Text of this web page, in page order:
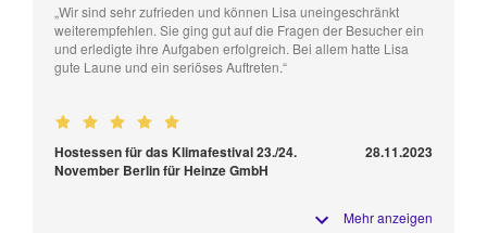
„Wir sind sehr zufrieden und können Lisa uneingeschränkt
weiterempfehlen. Sie ging gut auf die Fragen der Besucher ein
und erledigte ihre Aufgaben erfolgreich. Bei allem hatte Lisa
gute Laune und ein seriöses Auftreten.“
Hostessen für das Klimafestival 23./24.
November Berlin für Heinze GmbH
28.11.2023
Mehr anzeigen